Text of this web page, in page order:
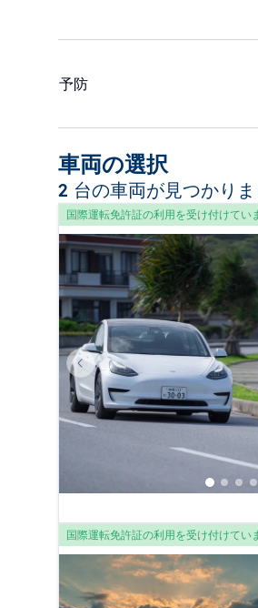
予防
車両の選択
2 台の車両が見つかり
国際運転免許証の利用を受け付けてい
Previous slide
国際運転免許証の利用を受け付けてい